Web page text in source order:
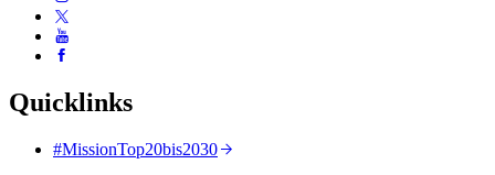
Quicklinks
#MissionTop20bis2030